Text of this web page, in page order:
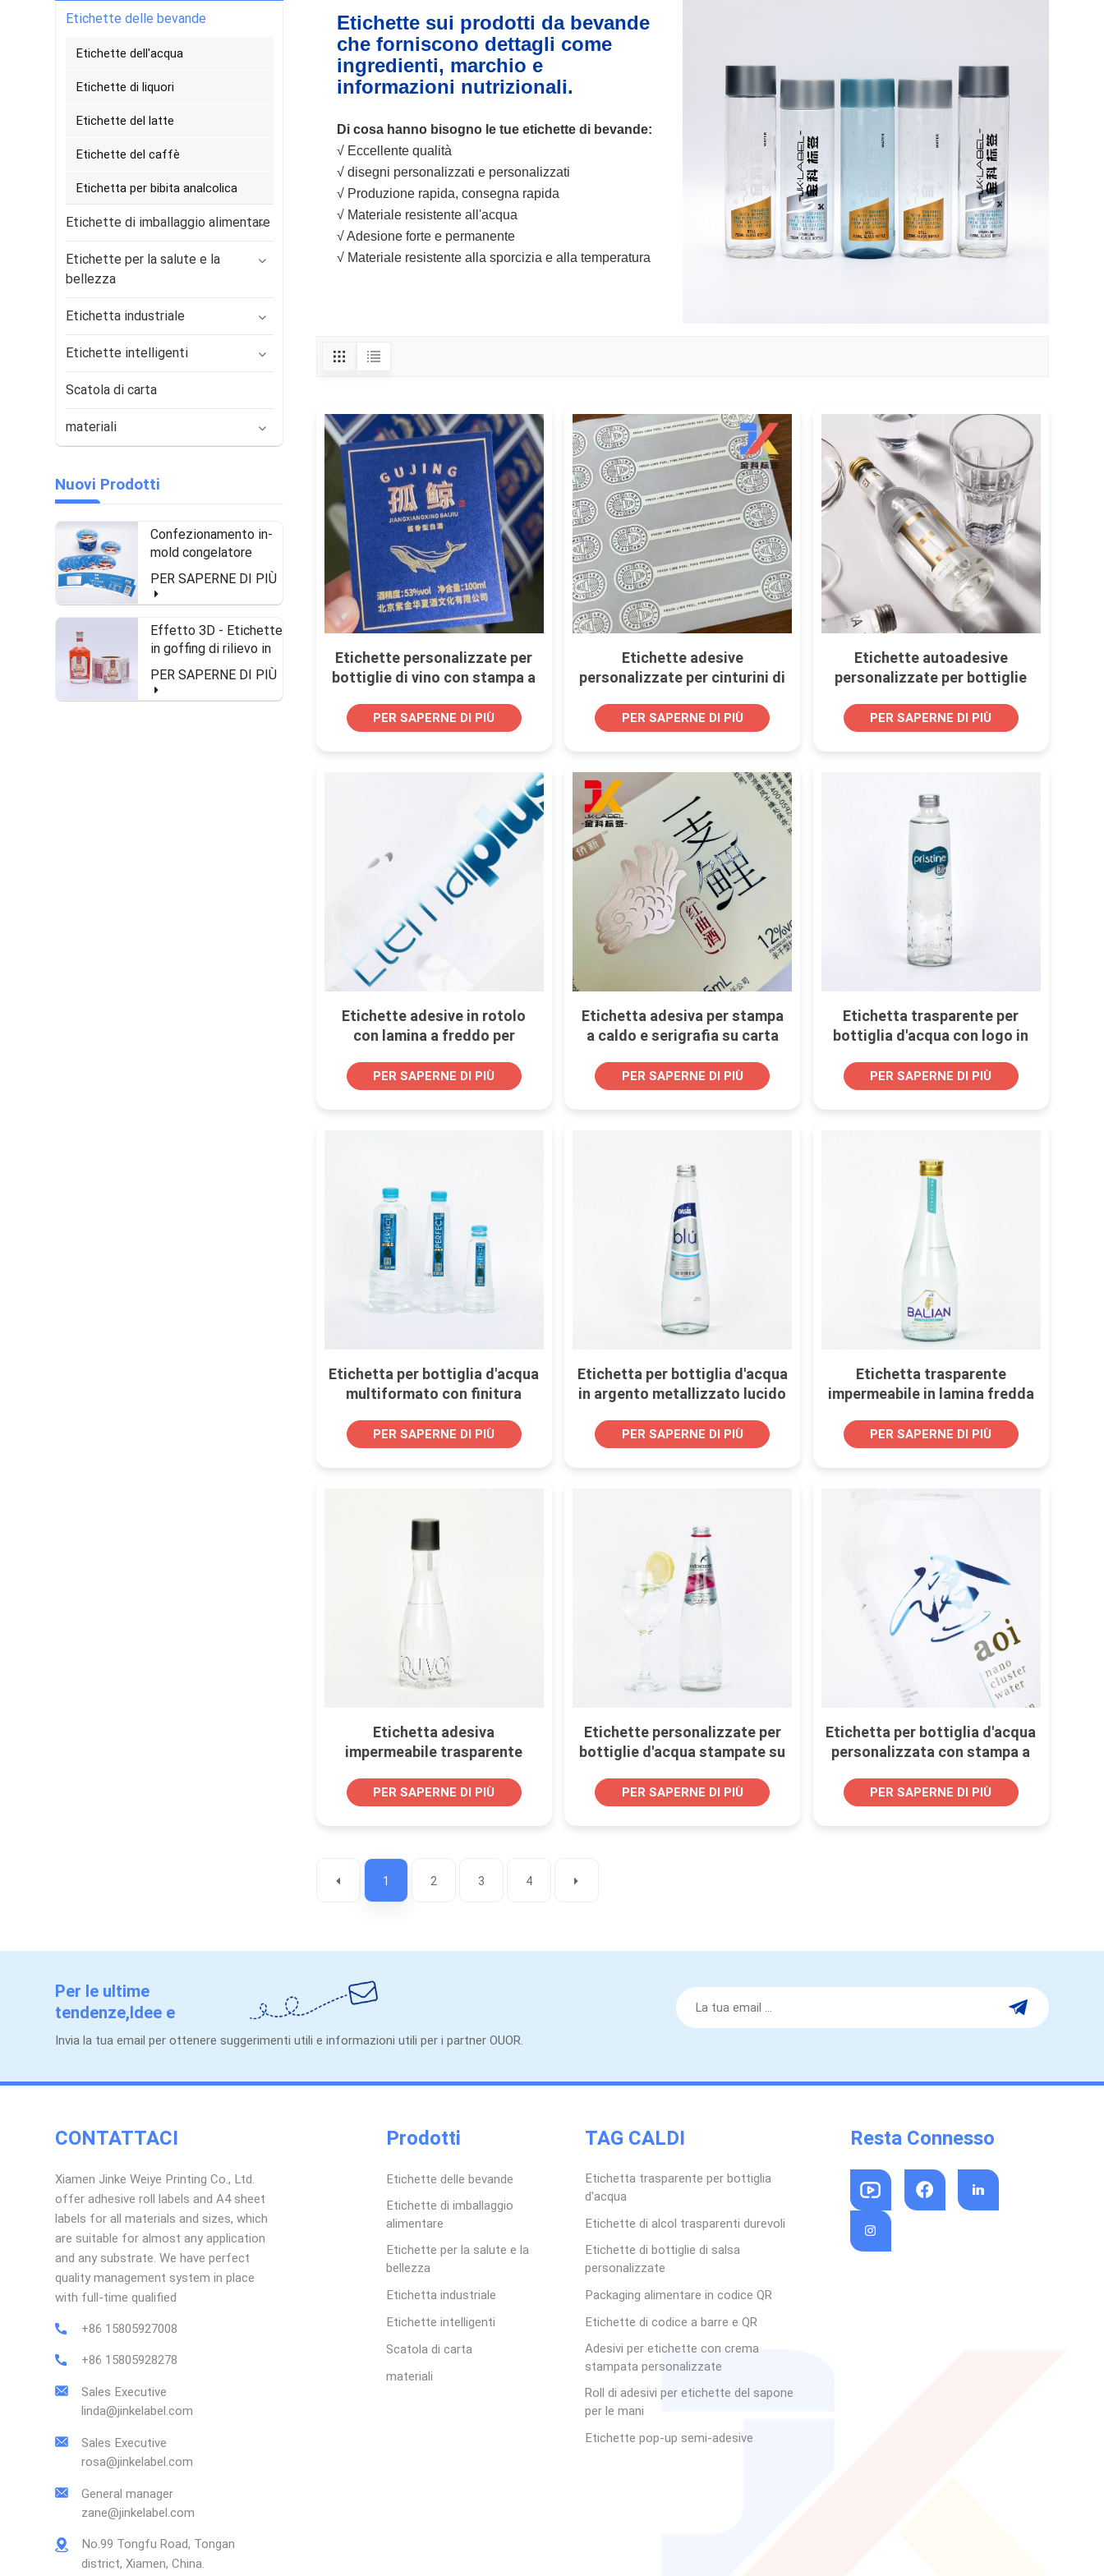
Etichette delle bevande
Etichette dell'acqua
Etichette di liquori
Etichette del latte
Etichette del caffè
Etichetta per bibita analcolica
Etichette di imballaggio alimentare
Etichette per la salute e la
bellezza
Etichetta industriale
Etichette intelligenti
Scatola di carta
materiali
Nuovi Prodotti
Confezionamento in-
mold congelatore
impermeabile e
etichette
PER SAPERNE DI PIÙ
Effetto 3D - Etichette
in goffing di rilievo in
forma di rollio per
bottiglia di liquori
PER SAPERNE DI PIÙ
Etichette sui prodotti da bevande
che forniscono dettagli come
ingredienti, marchio e
informazioni nutrizionali.
Di cosa hanno bisogno le tue etichette di bevande:
√ Eccellente qualità
√ disegni personalizzati e personalizzati
√ Produzione rapida, consegna rapida
√ Materiale resistente all'acqua
√ Adesione forte e permanente
√ Materiale resistente alla sporcizia e alla temperatura
Etichette personalizzate per
bottiglie di vino con stampa a
PER SAPERNE DI PIÙ
Etichette adesive
personalizzate per cinturini di
per sigilli di sicurezza del
collo della bottiglia.
PER SAPERNE DI PIÙ
Etichette autoadesive
personalizzate per bottiglie
PER SAPERNE DI PIÙ
Etichette adesive in rotolo
con lamina a freddo per
PER SAPERNE DI PIÙ
Etichetta adesiva per stampa
a caldo e serigrafia su carta
PER SAPERNE DI PIÙ
Etichetta trasparente per
bottiglia d'acqua con logo in
PER SAPERNE DI PIÙ
Etichetta per bottiglia d'acqua
multiformato con finitura
PER SAPERNE DI PIÙ
Etichetta per bottiglia d'acqua
in argento metallizzato lucido
PER SAPERNE DI PIÙ
Etichetta trasparente
impermeabile in lamina fredda
marchi di acqua minerale
PER SAPERNE DI PIÙ
Etichetta adesiva
impermeabile trasparente
acqua minerale
PER SAPERNE DI PIÙ
Etichette personalizzate per
bottiglie d'acqua stampate su
PER SAPERNE DI PIÙ
Etichetta per bottiglia d'acqua
personalizzata con stampa a
PER SAPERNE DI PIÙ
1 2 3 4
Per le ultime
tendenze,Idee e
promozioni.
Invia la tua email per ottenere suggerimenti utili e informazioni utili per i partner OUOR.
CONTATTACI
Xiamen Jinke Weiye Printing Co., Ltd.
offer adhesive roll labels and A4 sheet
labels for all materials and sizes, which
are suitable for almost any application
and any substrate. We have perfect
quality management system in place
with full-time qualified
+86 15805927008
+86 15805928278
Sales Executive
linda@jinkelabel.com
Sales Executive
rosa@jinkelabel.com
General manager
zane@jinkelabel.com
No.99 Tongfu Road, Tongan
district, Xiamen, China.
Prodotti
Etichette delle bevande
Etichette di imballaggio
alimentare
Etichette per la salute e la
bellezza
Etichetta industriale
Etichette intelligenti
Scatola di carta
materiali
TAG CALDI
Etichetta trasparente per bottiglia
d'acqua
Etichette di alcol trasparenti durevoli
Etichette di bottiglie di salsa
personalizzate
Packaging alimentare in codice QR
Etichette di codice a barre e QR
Adesivi per etichette con crema
stampata personalizzate
Roll di adesivi per etichette del sapone
per le mani
Etichette pop-up semi-adesive
Resta Connesso